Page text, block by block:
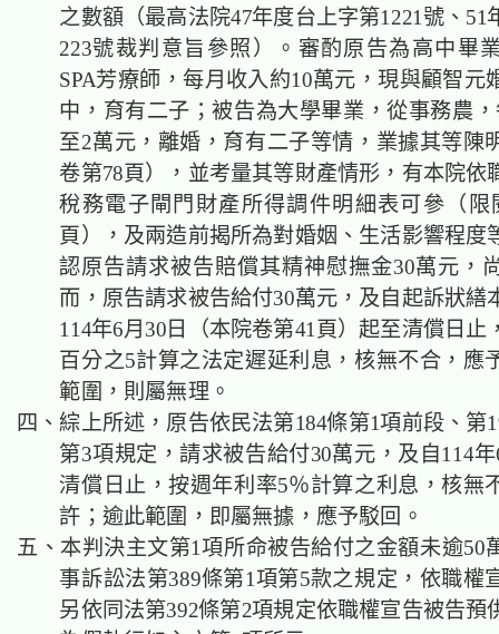
之數額（最高法院47年度台上字第1221號、51
223號裁判意旨參照）。審酌原告為高中畢
SPA芳療師，每月收入約10萬元，現與顧智元
中， 育有二子；被告為大學畢業，從事務農
至2萬元， 離婚，育有二子等情，業據其等陳
卷第78頁），並考量其等財產情形，有本院依
稅務電子閘門財產所得調件明細表可參（限
頁）， 及兩造前揭所為對婚姻、生活影響程度
認原告請求被告賠償其精神慰撫金30萬元，
而，原告請求被告給付30萬元，及自起訴狀繕
114年6月30日（本院卷第41頁）起至清償日止
百分之5計算之法定遲延利息，核無不合，應
範圍，則屬無理。
四、綜上所述，原告依民法第184條第1項前段、第
第3項規定 ，請求被告給付30萬元，及自114
清償日止，按週年利率5％計算之利息，核無
許；逾此範圍，即屬無據，應予駁回。
五、 本判決主文第1項所命被告給付之金額未逾50
事訴訟法第389條第1項第5款之規定，依職權
另依同法第392條第2項規定依職權宣告被告預